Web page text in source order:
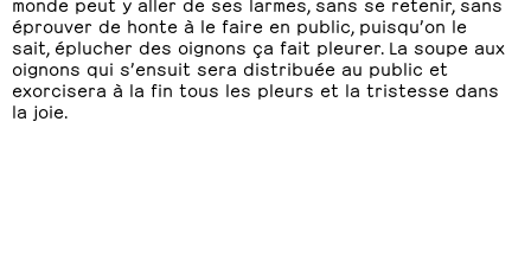
éprouver de honte à le faire en public, puisqu’on le
sait, éplucher des oignons ça fait pleurer. La soupe aux
oignons qui s’ensuit sera distribuée au public et
exorcisera à la fin tous les pleurs et la tristesse dans
la joie.